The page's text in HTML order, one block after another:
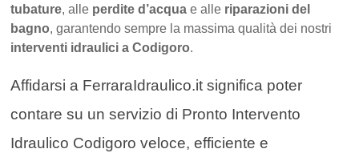
tubature, alle perdite d’acqua e alle riparazioni del
bagno, garantendo sempre la massima qualità dei nostri
interventi idraulici a Codigoro.
Affidarsi a FerraraIdraulico.it significa poter
contare su un servizio di Pronto Intervento
Idraulico Codigoro veloce, efficiente e